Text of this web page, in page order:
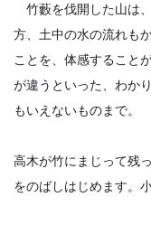
竹藪を伐開した山は
方、土中の水の流れも
ことを、体感すること
が違うといった、わか
もいえないものまで。
高木が竹にまじって残
をのばしはじめます。